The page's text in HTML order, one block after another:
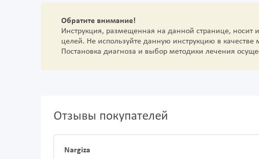
Обратите внимание!
Инструкция, размещенная на данной странице,
целей. Не используйте данную инструкцию в
Постановка диагноза и выбор методики лечения
Отзывы покупателей
Nargiza